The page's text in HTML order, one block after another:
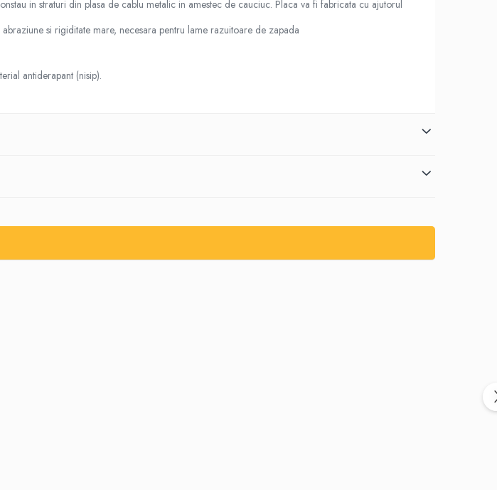
in straturi din plasa de cablu metalic in amestec de cauciuc. Placa va fi fabricata cu ajutorul
si rigiditate mare, necesara pentru lame razuitoare de zapada
antiderapant (nisip).